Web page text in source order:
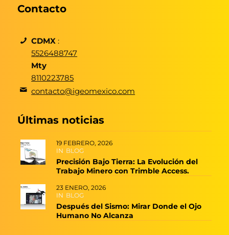
Contacto
CDMX :
5526488747
Mty
8110223785
contacto@igeomexico.com
Últimas noticias
19 FEBRERO, 2026
IN BLOG
Precisión Bajo Tierra: La Evolución del
Trabajo Minero con Trimble Access.
23 ENERO, 2026
IN BLOG
Después del Sismo: Mirar Donde el Ojo
Humano No Alcanza